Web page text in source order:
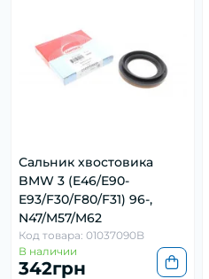
Сальник хвостовика
BMW 3 (E46/E90-
E93/F30/F80/F31) 96-,
N47/M57/M62
Код товара: 01037090B
В наличии
342грн